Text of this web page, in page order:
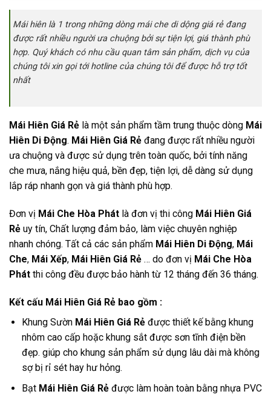
Mái hiên là 1 trong những dòng mái che di dộng giá rẻ đang
được rất nhiều người ưa chuộng bởi sự tiện lợi, giá thành phù
hợp. Quý khách có nhu cầu quan tâm sản phẩm, dịch vụ của
chúng tôi xin gọi tới hotline của chúng tôi để được hỗ trợ tốt
nhất
Mái Hiên Giá Rẻ là một sản phẩm tầm trung thuộc dòng Mái
Hiên Di Động. Mái Hiên Giá Rẻ đang được rất nhiều người
ưa chuộng và được sử dụng trên toàn quốc, bởi tính năng
che mưa, nắng hiệu quả, bền đẹp, tiện lợi, dễ dàng sử dụng
lắp ráp nhanh gọn và giá thành phù hợp.
Đơn vị Mái Che Hòa Phát là đơn vị thi công Mái Hiên Giá
Rẻ uy tín, Chất lượng đảm bảo, làm việc chuyên nghiệp
nhanh chóng. Tất cả các sản phẩm Mái Hiên Di Động, Mái
Che, Mái Xếp, Mái Hiên Giá Rẻ … do đơn vị Mái Che Hòa
Phát thi công đều được bảo hành từ 12 tháng đến 36 tháng.
Kết cấu Mái Hiên Giá Rẻ bao gồm :
Khung Sườn Mái Hiên Giá Rẻđược thiết kế bằng khung
nhôm cao cấp hoặc khung sắt được sơn tĩnh điện bền
đẹp. giúp cho khung sản phẩm sử dụng lâu dài mà không
sợ bị rỉ sét hay hư hỏng.
Bạt Mái Hiên Giá Rẻ được làm hoàn toàn bằng nhựa PVC